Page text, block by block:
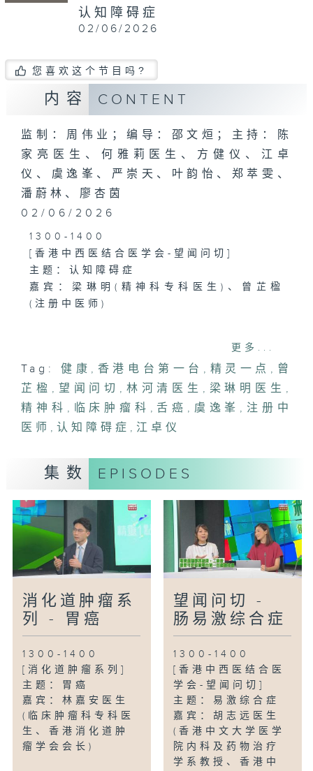
认知障碍症
02/06/2026
您喜欢这个节目吗?
内容 CONTENT
监制：周伟业；编导：邵文烜；主持：陈
家亮医生、何雅莉医生、方健仪、江卓
仪、虞逸峯、严崇天、叶韵怡、郑萃雯、
潘蔚林、廖杏茵
02/06/2026
1300-1400
[香港中西医结合医学会-望闻问切]
主题：认知障碍症
嘉宾：梁琳明(精神科专科医生)、曾芷楹
(注册中医师)
嘉宾：林河清医生(临床肿瘤科专科医生)
更多...
Tag: 健康 , 香港电台第一台 , 精灵一点 , 曾
芷楹 , 望闻问切 , 林河清医生 , 梁琳明医生 ,
精神科 , 临床肿瘤科 , 舌癌 , 虞逸峯 , 注册中
医师 ,认知障碍症 , 江卓仪
集数 EPISODES
消化道肿瘤系
列 - 胃癌
1300-1400
[消化道肿瘤系列]
主题：胃癌
嘉宾：林嘉安医生
(临床肿瘤科专科医
生、香港消化道肿
瘤学会会长)
望闻问切 -
肠易激综合症
1300-1400
[香港中西医结合医
学会-望闻问切]
主题：易激综合症
嘉宾：胡志远医生
(香港中文大学医学
院内科及药物治疗
学系教授、香港中